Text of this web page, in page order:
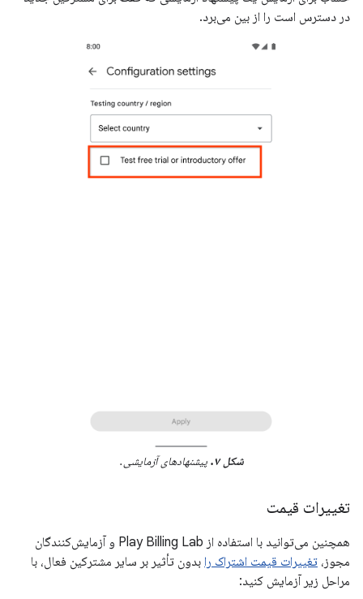
در دسترس است را از بین می‌برد.
شکل ۷. پیشنهادهای آزمایشی.
تغییرات قیمت
همچنین می‌توانید با استفاده از Play Billing Lab و آزمایش‌کنندگان
مجوز، تغییرات قیمت اشتراک را بدون تأثیر بر سایر مشترکین فعال، با
مراحل زیر آزمایش کنید: